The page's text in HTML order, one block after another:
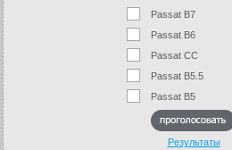
Passat B7
Passat B6
Passat CC
Passat B5.5
Passat B5
Результаты